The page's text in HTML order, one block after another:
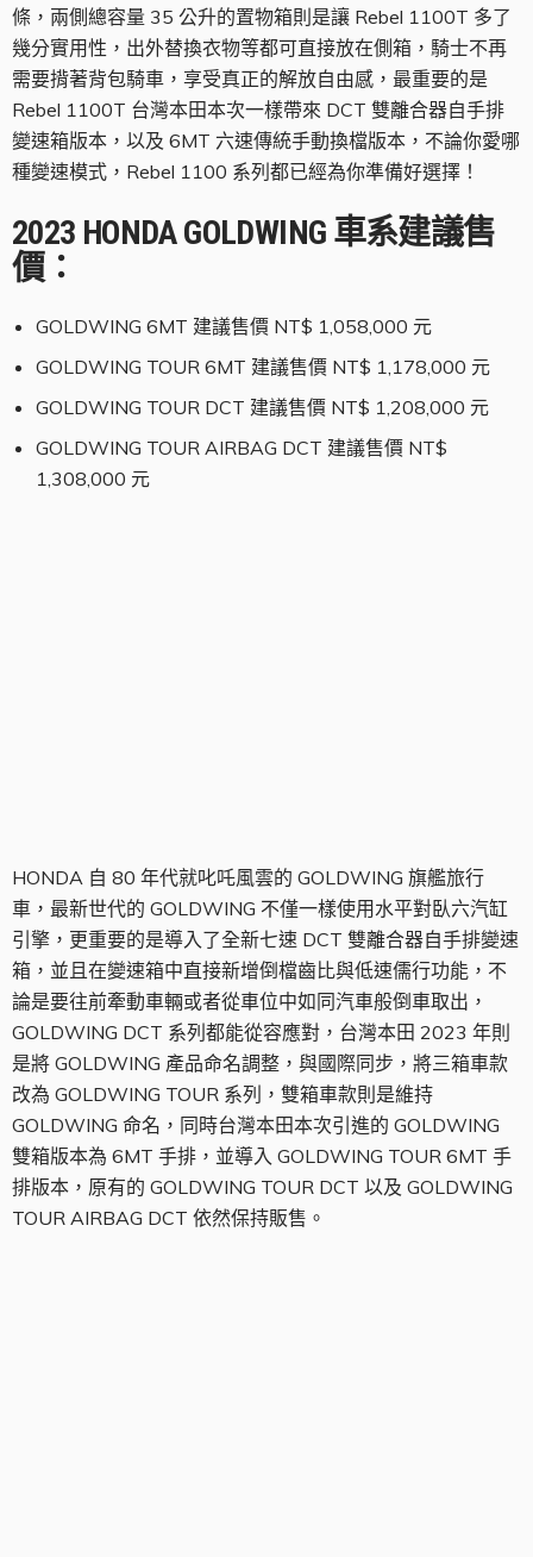
條，兩側總容量 35 公升的置物箱則是讓 Rebel 1100T 多了
幾分實用性，出外替換衣物等都可直接放在側箱，騎士不再
需要揹著背包騎車，享受真正的解放自由感，最重要的是
Rebel 1100T 台灣本田本次一樣帶來 DCT 雙離合器自手排
變速箱版本，以及 6MT 六速傳統手動換檔版本，不論你愛哪
種變速模式，Rebel 1100 系列都已經為你準備好選擇！
2023 HONDA GOLDWING 車系建議售
價：
GOLDWING 6MT 建議售價 NT$ 1,058,000 元
GOLDWING TOUR 6MT 建議售價 NT$ 1,178,000 元
GOLDWING TOUR DCT 建議售價 NT$ 1,208,000 元
GOLDWING TOUR AIRBAG DCT 建議售價 NT$
1,308,000 元
HONDA 自 80 年代就叱吒風雲的 GOLDWING 旗艦旅行
車，最新世代的 GOLDWING 不僅一樣使用水平對臥六汽缸
引擎，更重要的是導入了全新七速 DCT 雙離合器自手排變速
箱，並且在變速箱中直接新增倒檔齒比與低速儒行功能，不
論是要往前牽動車輛或者從車位中如同汽車般倒車取出，
GOLDWING DCT 系列都能從容應對，台灣本田 2023 年則
是將 GOLDWING 產品命名調整，與國際同步，將三箱車款
改為 GOLDWING TOUR 系列，雙箱車款則是維持
GOLDWING 命名，同時台灣本田本次引進的 GOLDWING
雙箱版本為 6MT 手排，並導入 GOLDWING TOUR 6MT 手
排版本，原有的 GOLDWING TOUR DCT 以及 GOLDWING
TOUR AIRBAG DCT 依然保持販售。